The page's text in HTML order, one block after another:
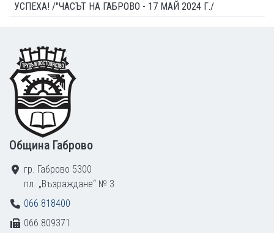
УСПЕХА! /"ЧАСЪТ НА ГАБРОВО - 17 МАЙ 2024 Г./
Footer
Община Габрово
гр. Габрово 5300
пл. „Възраждане“ № 3
066 818400
066 809371